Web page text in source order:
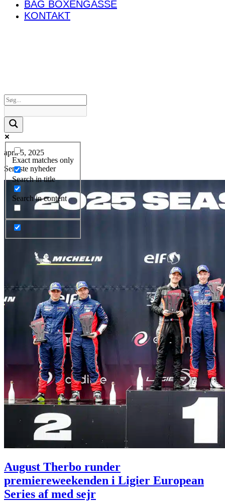
BAG BOXENGASSE
KONTAKT
Exact matches only
Search in title
Search in content
april 5, 2025
Seneste nyheder
August Therbo runder
premiereweekenden i Ligier European
Series af med sejr